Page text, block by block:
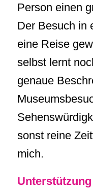
Person einen
Der Besuch in
eine Reise
selbst lernt
genaue
sonst reine
mich.